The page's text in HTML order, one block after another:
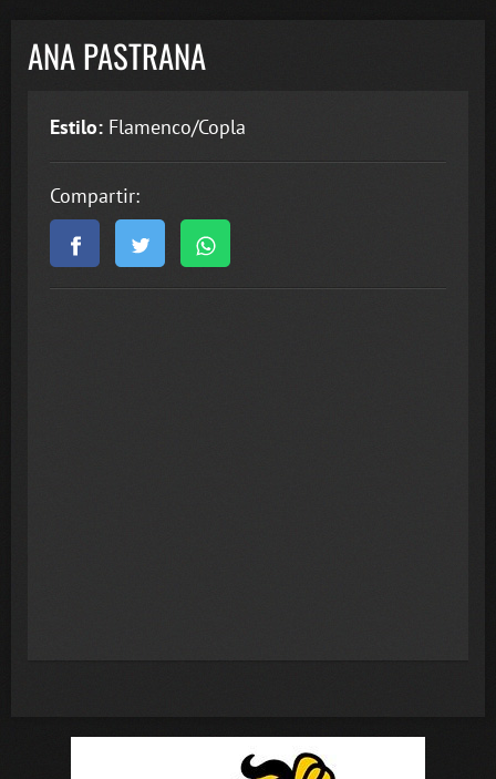
ANA PASTRANA
Estilo: Flamenco/Copla
Compartir: